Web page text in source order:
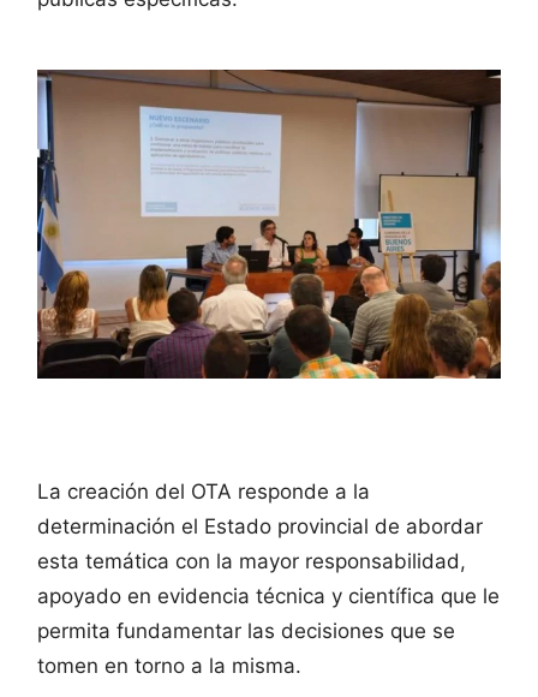
La creación del OTA responde a la
determinación el Estado provincial de abordar
esta temática con la mayor responsabilidad,
apoyado en evidencia técnica y científica que le
permita fundamentar las decisiones que se
tomen en torno a la misma.